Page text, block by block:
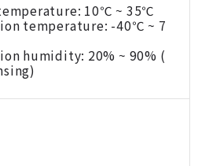
10℃ ~ 35℃
temperature: -40℃ ~ 7
humidity: 20% ~ 90% (